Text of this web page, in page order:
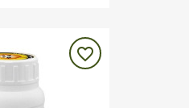
favorite_border